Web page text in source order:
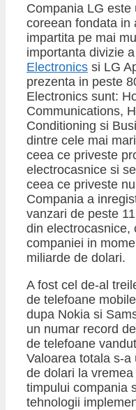
Compania LG este
coreean fondata in
impartita pe mai
importanta divizie
Electronics si LG
prezenta in peste
Electronics sunt:
Communications,
Conditioning si
dintre cele mai
ceea ce priveste
electrocasnice si
ceea ce priveste
Compania a
vanzari de peste
din electrocasnice,
companiei in
miliarde de dolari.
A fost cel de-al
de telefoane
dupa Nokia si
un numar record
de telefoane
Valoarea totala s-
de dolari la
timpului compania
tehnologii